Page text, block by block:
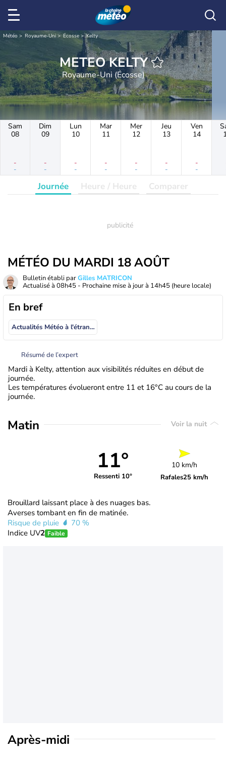
Météo Royaume-Uni Écosse Kelty
METEO KELTY
Royaume-Uni (Écosse)
Sam
08
-
-
Dim
09
-
-
Lun
10
-
-
Mar
11
-
-
Mer
12
-
-
Jeu
13
-
-
Ven
14
-
-
Journée Heure / Heure Comparer
MÉTÉO DU MARDI 18 AOÛT
Bulletin établi parGilles MATRICON
Actualisé à 08h45 - Prochaine mise à jour à 14h45 (heure locale)
En bref
Actualités Météo à l'étranger
Résumé de l’expert
Mardi à Kelty, attention aux visibilités réduites en début de
journée.
Les températures évolueront entre 11 et 16°C au cours de la
journée.
Matin Voir la nuit
11°
Ressenti 10°
10 km/h
Rafales25 km/h
Brouillard laissant place à des nuages bas.
Averses tombant en fin de matinée.
Risque de pluie
70 %
Indice UV2 Faible
Après-midi